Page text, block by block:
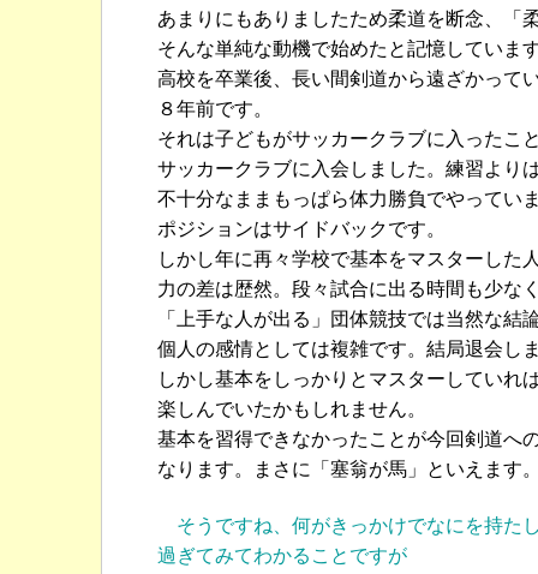
あまりにもありましたため柔道を断念、「
そんな単純な動機で始めたと記憶していま
高校を卒業後、長い間剣道から遠ざかって
８年前です。
それは子どもがサッカークラブに入ったこ
サッカークラブに入会しました。練習より
不十分なままもっぱら体力勝負でやってい
ポジションはサイドバックです。
しかし年に再々学校で基本をマスターした
力の差は歴然。段々試合に出る時間も少な
「上手な人が出る」団体競技では当然な結
個人の感情としては複雑です。結局退会し
しかし基本をしっかりとマスターしていれ
楽しんでいたかもしれません。
基本を習得できなかったことが今回剣道へ
なります。まさに「塞翁が馬」といえます
そうですね、何がきっかけでなにを持
過ぎてみてわかることですが